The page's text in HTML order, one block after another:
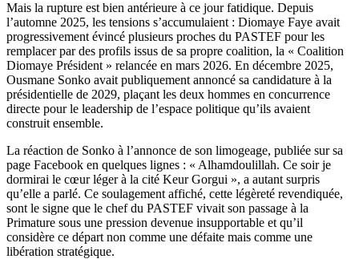
Mais la rupture est bien antérieure à ce jour fatidique. Depuis
l’automne 2025, les tensions s’accumulaient : Diomaye Faye avait
progressivement évincé plusieurs proches du PASTEF pour les
remplacer par des profils issus de sa propre coalition, la « Coalition
Diomaye Président » relancée en mars 2026. En décembre 2025,
Ousmane Sonko avait publiquement annoncé sa candidature à la
présidentielle de 2029, plaçant les deux hommes en concurrence
directe pour le leadership de l’espace politique qu’ils avaient
construit ensemble.
La réaction de Sonko à l’annonce de son limogeage, publiée sur sa
page Facebook en quelques lignes : « Alhamdoulillah. Ce soir je
dormirai le cœur léger à la cité Keur Gorgui », a autant surpris
qu’elle a parlé. Ce soulagement affiché, cette légèreté revendiquée,
sont le signe que le chef du PASTEF vivait son passage à la
Primature sous une pression devenue insupportable et qu’il
considère ce départ non comme une défaite mais comme une
libération stratégique.